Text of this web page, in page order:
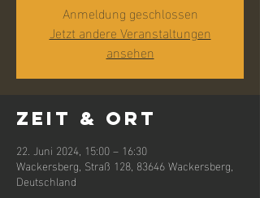
Anmeldung geschlossen
Jetzt andere Veranstaltungen
ansehen
Zeit & Ort
22. Juni 2024, 15:00 – 16:30
Wackersberg, Straß 128, 83646 Wackersberg,
Deutschland